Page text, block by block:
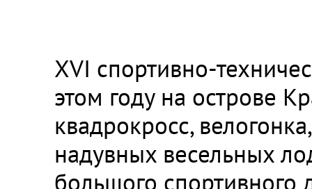
XVI спортивно-
этом году на острове
квадрокросс,
надувных весельных
большого спортивного